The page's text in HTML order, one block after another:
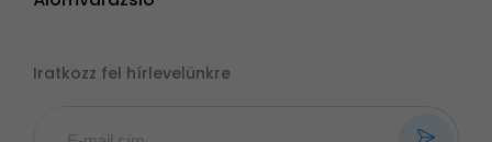
Iratkozz fel hírlevelünkre